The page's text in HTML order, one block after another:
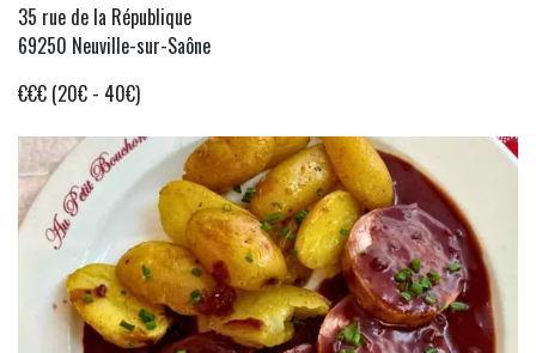
35 rue de la République
69250 Neuville-sur-Saône
€€€ (20€ - 40€)